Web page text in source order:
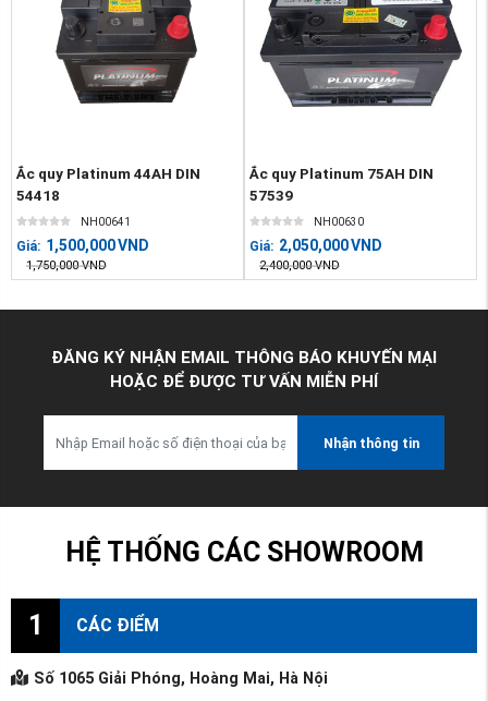
Ắc quy Platinum 44AH DIN
54418
NH00641
Giá: 1,500,000VND
1,750,000 VND
Ắc quy Platinum 75AH DIN
57539
NH00630
Giá: 2,050,000VND
2,400,000 VND
ĐĂNG KÝ NHẬN EMAIL THÔNG BÁO KHUYẾN MẠI
HOẶC ĐỂ ĐƯỢC TƯ VẤN MIỄN PHÍ
Nhận thông tin
HỆ THỐNG CÁC SHOWROOM
1 CÁC ĐIỂM
Số 1065 Giải Phóng, Hoàng Mai, Hà Nội